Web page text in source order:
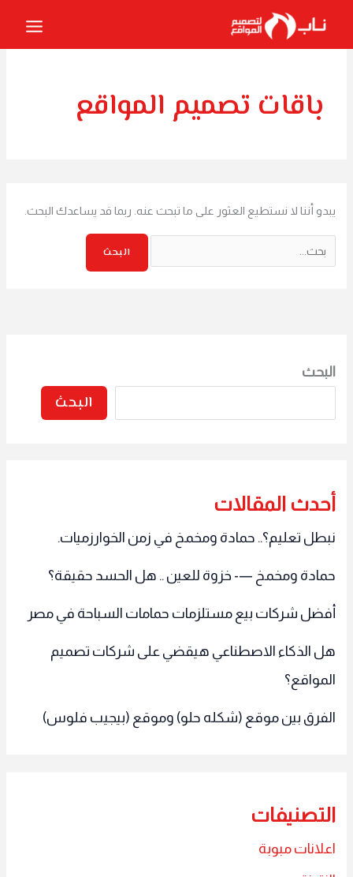
المحتوى
باقات تصميم المواقع
يبدو أننا لا نستطيع العثور على ما تبحث عنه. ربما قد يساعدك البحث.
عن:
البحث
البحث
أحدث المقالات
نبطل تعليم؟.. حمادة ومخمخ في زمن الخوارزميات.
حمادة ومخمخ —- خزوة للعين .. هل الحسد حقيقة؟
أفضل شركات بيع مستلزمات حمامات السباحة في مصر
هل الذكاء الاصطناعي هيقضي على شركات تصميم
المواقع؟
الفرق بين موقع (شكله حلو) وموقع (بيجيب فلوس)
التصنيفات
اعلانات مبوبة